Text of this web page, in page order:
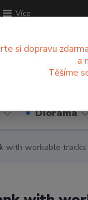
Více
Diorama
with workable
si dopravu
a
Těšíme